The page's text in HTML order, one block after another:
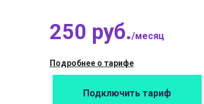
250 руб./месяц
Подробнее о тарифе
Подключить тариф